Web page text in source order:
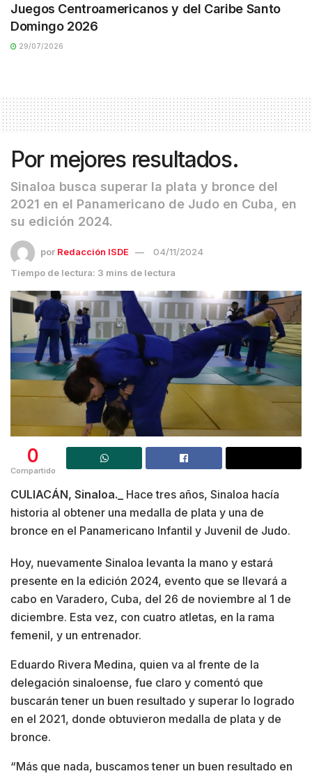
Juegos Centroamericanos y del Caribe Santo
Domingo 2026
29/07/2026
Por mejores resultados.
Sinaloa busca superar la plata y bronce del
2021 en el Panamericano de Judo en Cuba, en
su edición 2024.
por Redacción ISDE
04/11/2024
Tiempo de lectura: 3 mins de lectura
0
Compartido
CULIACÁN, Sinaloa._
Hace tres años, Sinaloa hacía
historia al obtener una medalla de plata y una de
bronce en el Panamericano Infantil y Juvenil de Judo.
Hoy, nuevamente Sinaloa levanta la mano y estará
presente en la edición 2024, evento que se llevará a
cabo en Varadero, Cuba, del 26 de noviembre al 1 de
diciembre. Esta vez, con cuatro atletas, en la rama
femenil, y un entrenador.
Eduardo Rivera Medina, quien va al frente de la
delegación sinaloense, fue claro y comentó que
buscarán tener un buen resultado y superar lo logrado
en el 2021, donde obtuvieron medalla de plata y de
bronce.
“Más que nada, buscamos tener un buen resultado en